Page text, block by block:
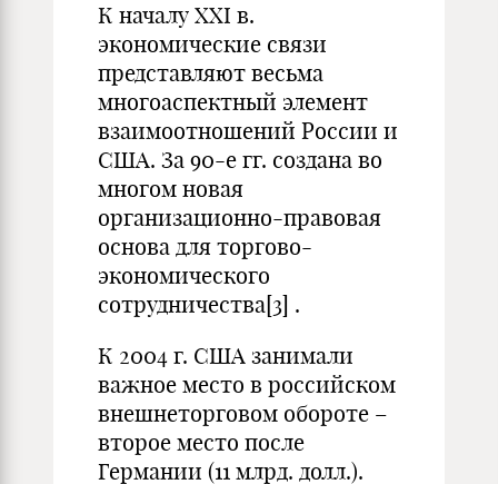
К началу XXI в.
экономические связи
представляют весьма
многоаспектный элемент
взаимоотношений России и
США. За 90-е гг. создана во
многом новая
организационно-правовая
основа для торгово-
экономического
сотрудничества[3] .
К 2004 г. США занимали
важное место в российском
внешнеторговом обороте –
второе место после
Германии (11 млрд. долл.).